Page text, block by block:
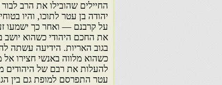
החיילים שהובילו את הרב
יהודה בן עטר לתוכו, והיו
על קרבנם — ואחר כך ישמעו
את החכם היהודי כשהוא יושב
בגוב האריות. הידיעה עשתה
כשהוא מלווה באנשי חצירו אל
להעלות את רבם של היהודים
עטר התפרסם למופת גם בין